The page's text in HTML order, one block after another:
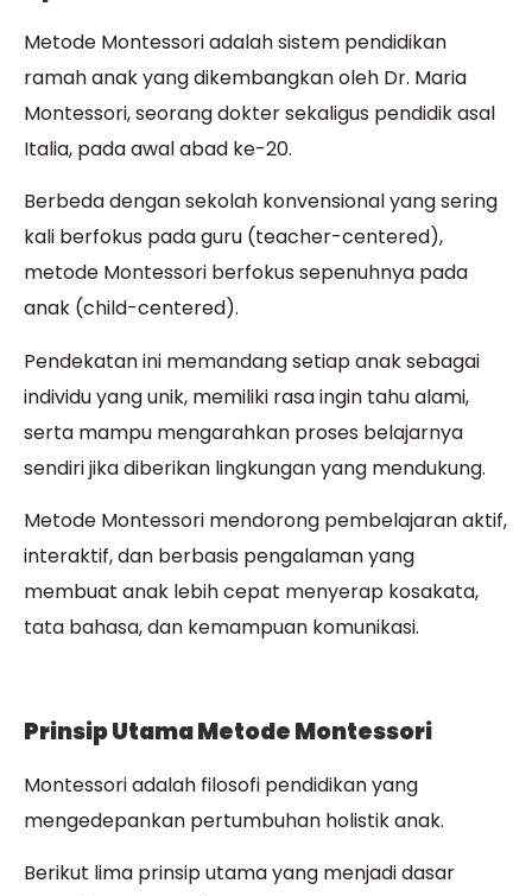
Metode Montessori adalah sistem pendidikan
ramah anak yang dikembangkan oleh Dr. Maria
Montessori, seorang dokter sekaligus pendidik asal
Italia, pada awal abad ke-20.
Berbeda dengan sekolah konvensional yang sering
kali berfokus pada guru (teacher-centered),
metode Montessori berfokus sepenuhnya pada
anak (child-centered).
Pendekatan ini memandang setiap anak sebagai
individu yang unik, memiliki rasa ingin tahu alami,
serta mampu mengarahkan proses belajarnya
sendiri jika diberikan lingkungan yang mendukung.
Metode Montessori mendorong pembelajaran aktif,
interaktif, dan berbasis pengalaman yang
membuat anak lebih cepat menyerap kosakata,
tata bahasa, dan kemampuan komunikasi.
Prinsip Utama Metode Montessori
Montessori adalah filosofi pendidikan yang
mengedepankan pertumbuhan holistik anak.
Berikut lima prinsip utama yang menjadi dasar